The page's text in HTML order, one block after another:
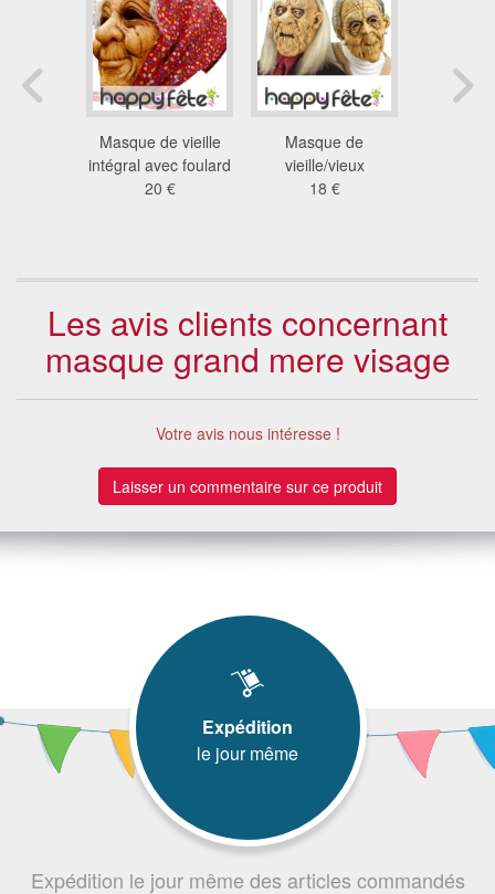
Masque de vieille
intégral avec foulard
20 €
Masque de
vieille/vieux
18 €
Les avis clients concernant
masque grand mere visage
Votre avis nous intéresse !
Laisser un commentaire sur ce produit
Expédition
le jour même
Expédition le jour même des articles commandés